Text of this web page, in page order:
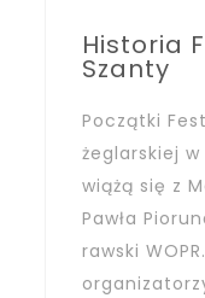
Historia
Szanty
Początki
żeglarskiej
wiążą się z
Pawła
rawski